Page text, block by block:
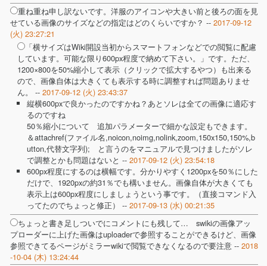
重ね重ね申し訳ないです。洋服のアイコンや大きい前と後ろの面を見
せている画像のサイズなどの指定はどのくらいですか？ -- 2017-09-12
(火) 23:27:21
「横サイズはWiki開設当初からスマートフォンなどでの閲覧に配慮
しています。可能な限り600px程度で納めて下さい。」です。ただ、
1200×800を50%縮小して表示（クリックで拡大するやつ）も出来る
ので、画像自体は大きくても表示する時に調整すれば問題ありませ
ん。 -- 2017-09-12 (火) 23:43:37
縦横600pxで良かったのですかね？あとソレは全ての画像に適応す
るのですね
50％縮小について 追加パラメーターで細かな設定もできます。
＆attachref(ファイル名,noicon,noimg,nolink,zoom,150x150,150%,b
utton,代替文字列); と言うのをマニュアルで見つけましたがソレ
で調整とかも問題はないと -- 2017-09-12 (火) 23:54:18
600px程度にするのは横幅です。分かりやすく1200pxを50％にした
だけで、1920pxの約31％でも構いません。画像自体が大きくても
表示上は600px程度にしましょうという事です。（直接コマンド入
ってたのでちょっと修正） -- 2017-09-13 (水) 00:21:35
ちょっと書き足しついでにコメントにも残して… swikiの画像アッ
プローダーに上げた画像はuploaderで参照することができるけど、画像
参照できてるページがミラーwikiで閲覧できなくなるので要注意 -- 2018
-10-04 (木) 13:24:44